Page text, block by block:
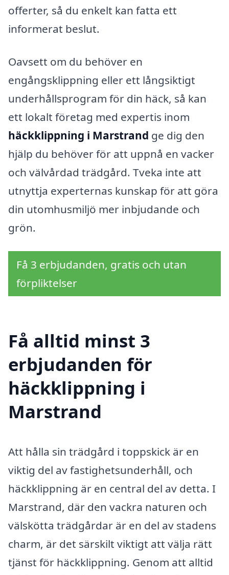
offerter, så du enkelt kan fatta ett
informerat beslut.
Oavsett om du behöver en
engångsklippning eller ett långsiktigt
underhållsprogram för din häck, så kan
ett lokalt företag med expertis inom
häckklippning i Marstrand ge dig den
hjälp du behöver för att uppnå en vacker
och välvårdad trädgård. Tveka inte att
utnyttja experternas kunskap för att göra
din utomhusmiljö mer inbjudande och
grön.
Få 3 erbjudanden, gratis och utan
förpliktelser
Få alltid minst 3
erbjudanden för
häckklippning i
Marstrand
Att hålla sin trädgård i toppskick är en
viktig del av fastighetsunderhåll, och
häckklippning är en central del av detta. I
Marstrand, där den vackra naturen och
välskötta trädgårdar är en del av stadens
charm, är det särskilt viktigt att välja rätt
tjänst för häckklippning. Genom att alltid